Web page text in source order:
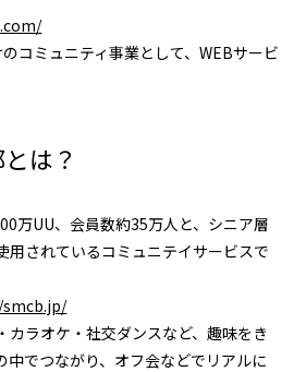
コミュニティ事業として、WEBサービ
は？
万UU、会員数約35万人と、シニア層
用されているコミュニテイサービスで
カラオケ・社交ダンスなど、趣味をき
中でつながり、オフ会などでリアルに